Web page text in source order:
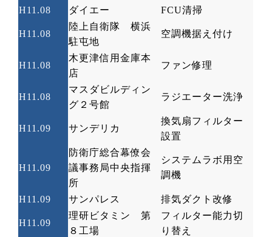
H11.08 ダイエー FCU清掃
H11.08
陸上自衛隊 横浜
駐屯地
空調機据え付け
H11.08
木更津信用金庫本
店
ファン修理
H11.08
マスダビルディン
グ２号館
ラジエーター洗浄
H11.09 サンデリカ
換気扇フィルター
設置
H11.09
防衛庁総合幕僚会
議事務局中央指揮
所
システムラボ用空
調機
H11.09 サンパレス 排気ダクト改修
H11.09
理研ビタミン 第
８工場
フィルター能力切
り替え